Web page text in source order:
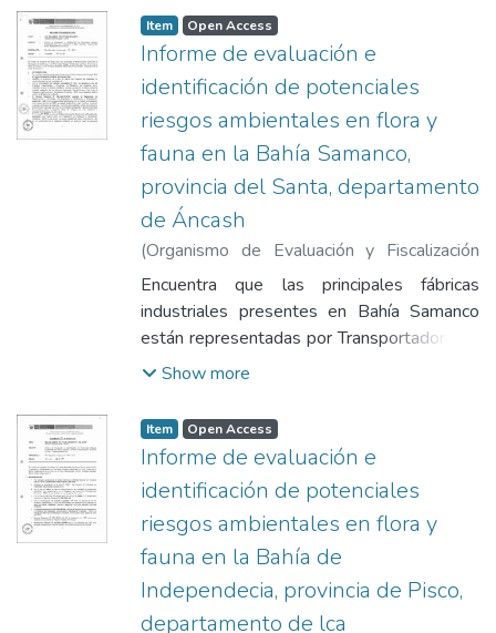
ambiental ejecutada en abril, junio y julio del
2019, se determinó que la calidad del agua
de mar, sedimento e hidrobiología
(comunidad del macrobentos y la estructura
poblacional de Emerita analoga «muy muy»)
fueron afectadas principalmente por las
aguas residuales domésticas e industrial
(vertimientos no autorizados por la
autoridad competente)
Item Open Access
Informe de evaluación e
identificación de potenciales
riesgos ambientales en flora y
fauna en la Bahía Samanco,
provincia del Santa, departamento
de Áncash
(Organismo de Evaluación y Fiscalización
Ambiental
2013-08-07)Olivas Valverde,
Javier Alcides;Verástegui Salazar, Milagros
del Pilar
Encuentra que las principales fábricas
industriales presentes en Bahía Samanco
están representadas por Transportadora de
Alimentos (TASA) y Empresa Pesquera
producen una fuerte contaminación al mar
por consecuencia de las toxinas y reducción
de oxigeno por proliferación bacteriana y
que así mismo afectan a los peces e
indirectamente a las poblaciones de aves.
La sobre explotación de los recursos
hidrobiológicos por consecuencia de la
sobre pesca es un factor importante que se
Show more
Item Open Access
Informe de evaluación e
identificación de potenciales
riesgos ambientales en flora y
fauna en la Bahía de
Independecia, provincia de Pisco,
departamento de lca